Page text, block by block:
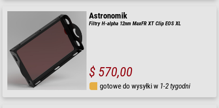
Astronomik
Filtry H-alpha 12nm MaxFR XT Clip EOS XL
$ 570,00
gotowe do wysyłki w 1-2 tygodni